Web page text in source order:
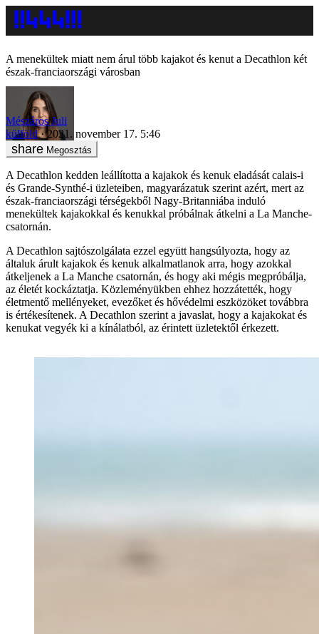
A menekültek miatt nem árul több kajakot és kenut a Decathlon két
észak-franciaországi városban
Mészáros Juli
külföld
2021. november 17. 5:46
Megosztás
A Decathlon kedden leállította a kajakok és kenuk eladását calais-i
és Grande-Synthé-i üzleteiben, magyarázatuk szerint azért, mert az
észak-franciaországi térségekből Nagy-Britanniába induló
menekültek kajakokkal és kenukkal próbálnak átkelni a La Manche-
csatornán.
A Decathlon sajtószolgálata ezzel együtt hangsúlyozta, hogy az
általuk árult kajakok és kenuk alkalmatlanok arra, hogy azokkal
átkeljenek a La Manche csatornán, és hogy aki mégis megpróbálja,
az életét kockáztatja. Közleményükben ehhez hozzátették, hogy
életmentő mellényeket, evezőket és hővédelmi eszközöket továbbra
is értékesítenek. A Decathlon szerint a javaslat, hogy a kajakokat és
kenukat vegyék ki a kínálatból, az érintett üzletektől érkezett.